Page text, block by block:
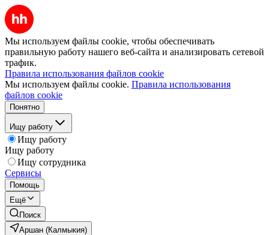
Мы используем файлы cookie, чтобы обеспечивать
правильную работу нашего веб-сайта и анализировать сетевой
трафик.
Правила использования файлов cookie
Мы используем файлы cookie. Правила использования
файлов cookie
Понятно
Ищу работу
Ищу работу
Ищу работу
Ищу сотрудника
Сервисы
Помощь
Ещё
Поиск
Аршан (Калмыкия)